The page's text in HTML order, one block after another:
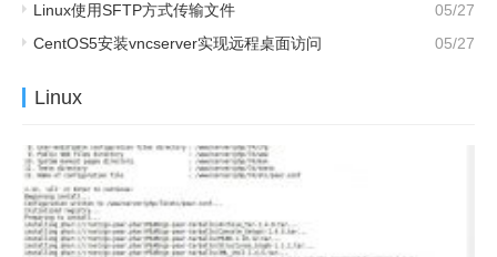
05/27
Linux使用SFTP方式传输文件
05/27
CentOS5安装vncserver实现远程桌面访问
Linux